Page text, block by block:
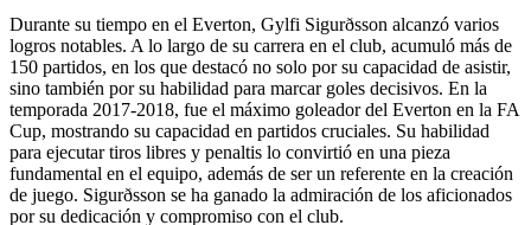
Durante su tiempo en el Everton, Gylfi Sigurðsson alcanzó varios
logros notables. A lo largo de su carrera en el club, acumuló más de
150 partidos, en los que destacó no solo por su capacidad de asistir,
sino también por su habilidad para marcar goles decisivos. En la
temporada 2017-2018, fue el máximo goleador del Everton en la FA
Cup, mostrando su capacidad en partidos cruciales. Su habilidad
para ejecutar tiros libres y penaltis lo convirtió en una pieza
fundamental en el equipo, además de ser un referente en la creación
de juego. Sigurðsson se ha ganado la admiración de los aficionados
por su dedicación y compromiso con el club.